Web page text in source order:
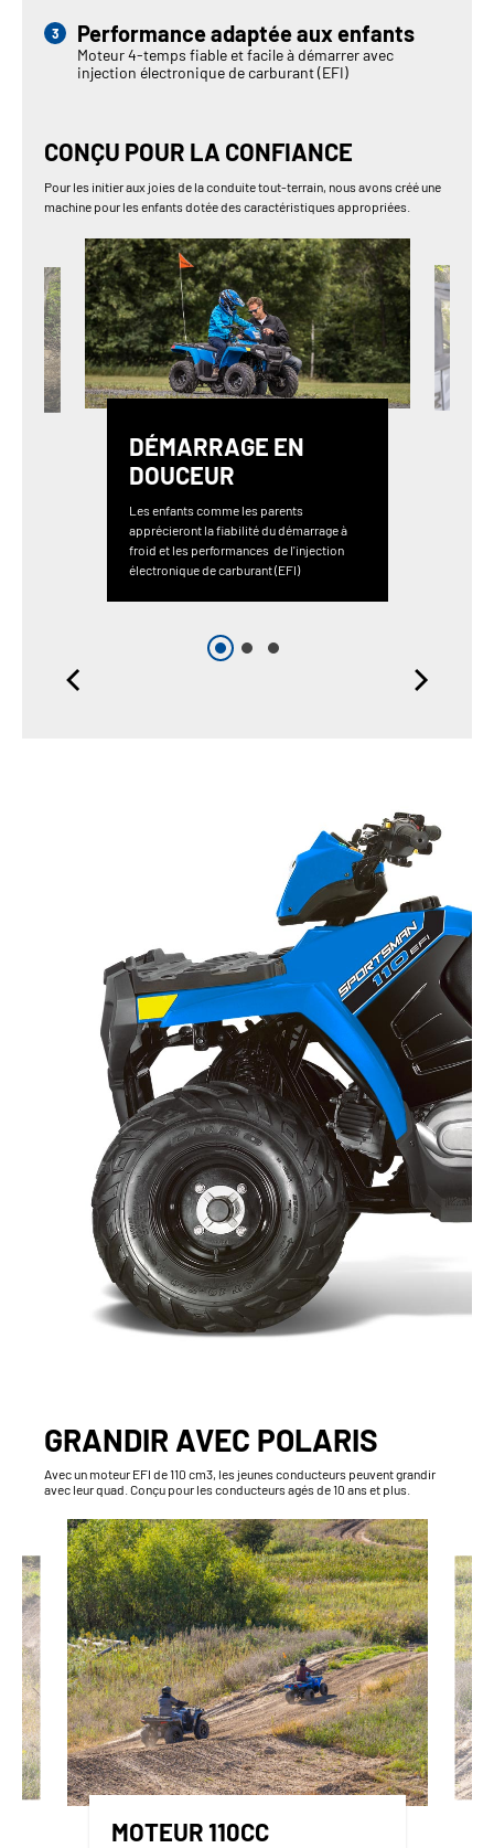
Performance adaptée aux enfants
Moteur 4-temps fiable et facile à démarrer avec
injection électronique de carburant (EFI)
CONÇU POUR LA CONFIANCE
Pour les initier aux joies de la conduite tout-terrain, nous avons créé une
machine pour les enfants dotée des caractéristiques appropriées.
DÉMARRAGE EN
DOUCEUR
Les enfants comme les parents
apprécieront la fiabilité du démarrage à
froid et les performances de l'injection
électronique de carburant (EFI)
GRANDIR AVEC POLARIS
Avec un moteur EFI de 110 cm3, les jeunes conducteurs peuvent grandir
avec leur quad. Conçu pour les conducteurs agés de 10 ans et plus.
MOTEUR 110CC